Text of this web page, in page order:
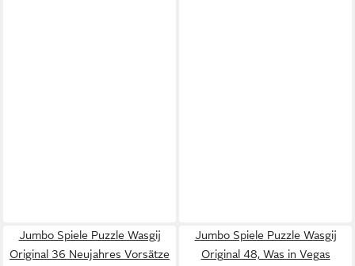
Jumbo Spiele Puzzle Wasgij
Original 36 Neujahres Vorsätze
Jumbo Spiele Puzzle Wasgij
Original 48, Was in Vegas